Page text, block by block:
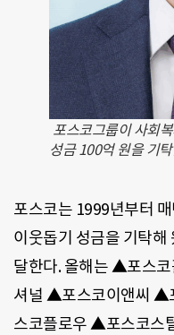
포스코그룹이 사회
성금 100억 원을 기
포스코는 1999년부터
이웃돕기 성금을 기탁해
달한다. 올해는 ▲포스
셔널 ▲포스코이앤씨 ▲
스코플로우 ▲포스코스